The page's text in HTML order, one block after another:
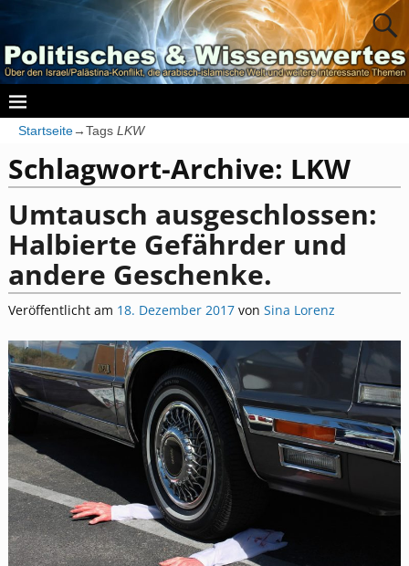
Startseite→Tags LKW
Schlagwort-Archive: LKW
Umtausch ausgeschlossen:
Halbierte Gefährder und
andere Geschenke.
Veröffentlicht am 18. Dezember 2017 von Sina Lorenz